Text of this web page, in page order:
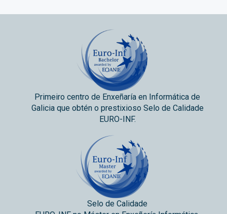
Primeiro centro de Enxeñaría en Informática de
Galicia que obtén o prestixioso Selo de Calidade
EURO-INF.
Selo de Calidade